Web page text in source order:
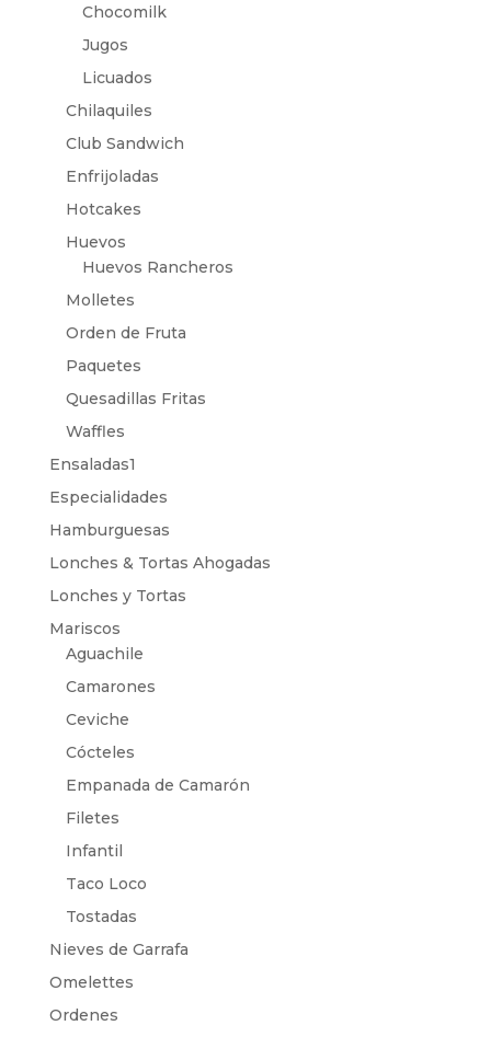
Chocomilk
Jugos
Licuados
Chilaquiles
Club Sandwich
Enfrijoladas
Hotcakes
Huevos
Huevos Rancheros
Molletes
Orden de Fruta
Paquetes
Quesadillas Fritas
Waffles
Ensaladas1
Especialidades
Hamburguesas
Lonches & Tortas Ahogadas
Lonches y Tortas
Mariscos
Aguachile
Camarones
Ceviche
Cócteles
Empanada de Camarón
Filetes
Infantil
Taco Loco
Tostadas
Nieves de Garrafa
Omelettes
Ordenes